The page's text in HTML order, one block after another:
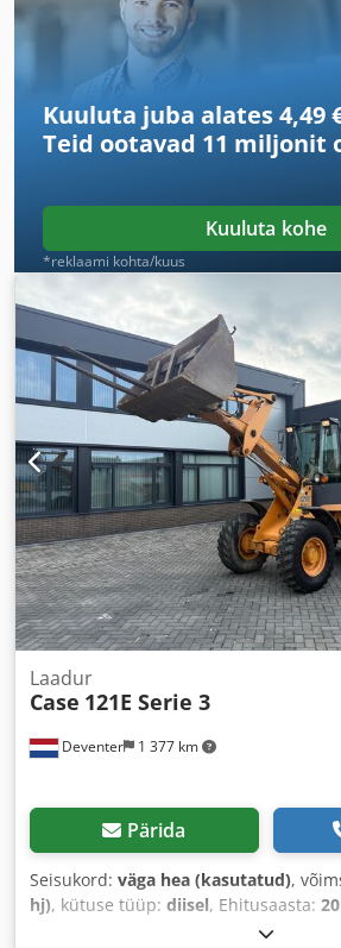
Kuuluta juba alates 4,49
Teid ootavad 11 miljonit
Kuuluta kohe
*reklaami kohta/kuus
Deventer 1 377 km
Laadur
Case 121E Serie 3
Pärida
Seisukord: väga hea (kasutatud),
hj), kütuse tüüp: diisel, Ehitusaasta: